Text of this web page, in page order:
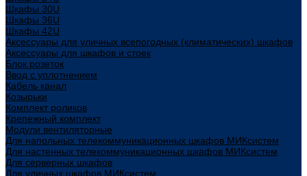
Шкафы 30U
Шкафы 36U
Шкафы 42U
Аксессуары для уличных всепогодных (климатических) шкафов
Аксессуары для шкафов и стоек
Блок розеток
Ввод с уплотнением
Кабель канал
Козырьки
Комплект роликов
Крепежный комплект
Модули вентиляторные
Для напольных телекоммуникационных шкафов МИКсистем
Для настенных телекоммуникационных шкафов МИКсистем
Для серверных шкафов
Для уличных шкафов МИКсистем